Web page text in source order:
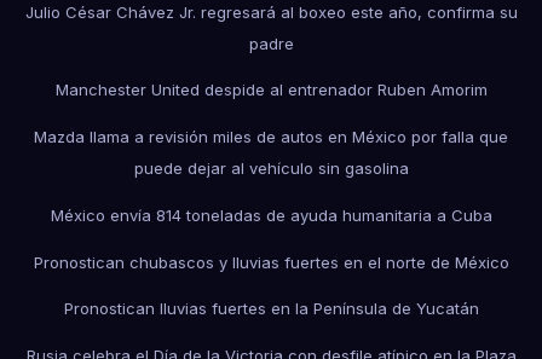
Julio César Chávez Jr. regresará al boxeo este año, confirma su
padre
Manchester United despide al entrenador Ruben Amorim
Mazda llama a revisión miles de autos en México por falla que
puede dejar al vehículo sin gasolina
México envía 814 toneladas de ayuda humanitaria a Cuba
Pronostican chubascos y lluvias fuertes en el norte de México
Pronostican lluvias fuertes en la Península de Yucatán